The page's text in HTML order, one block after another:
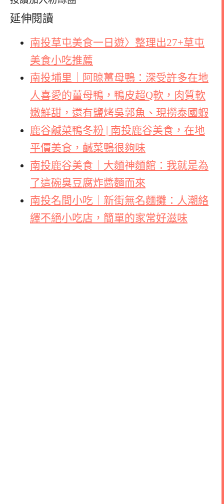
延伸閱讀
南投草屯美食一日遊〉整理出27+草屯
美食小吃推薦
南投埔里｜阿晾薑母鴨：深受許多在地
人喜愛的薑母鴨，鴨皮超Q軟，肉質軟
嫩鮮甜，還有鹽烤吳郭魚、現撈泰國蝦
鹿谷鹹菜鴨冬粉 | 南投鹿谷美食，在地
平價美食，鹹菜鴨很夠味
南投鹿谷美食｜大麵神麵館：我就是為
了這碗臭豆腐炸醬麵而來
南投名間小吃｜新街無名麵攤：人潮絡
繹不絕小吃店，簡單的家常好滋味